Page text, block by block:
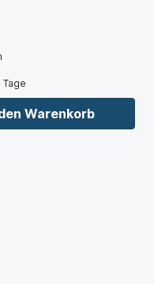
Warenkorb